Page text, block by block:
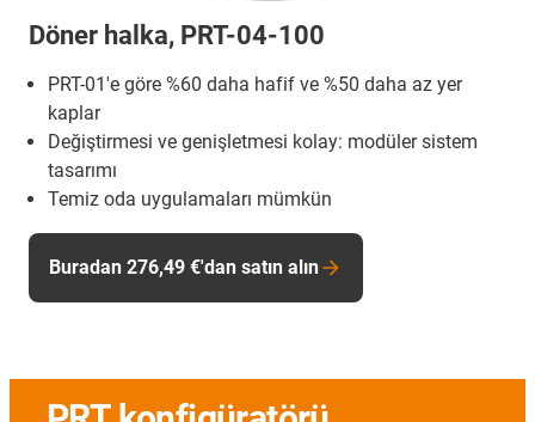
Döner halka, PRT-04-100
PRT-01'e göre %60 daha hafif ve %50 daha az yer
kaplar
Değiştirmesi ve genişletmesi kolay: modüler sistem
tasarımı
Temiz oda uygulamaları mümkün
Buradan 276,49 €'dan satın alın